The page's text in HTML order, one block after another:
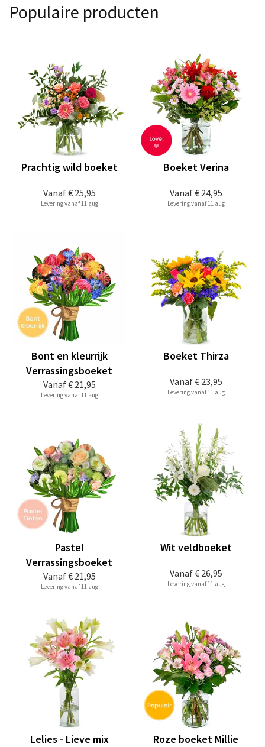
Populaire producten
Vanaf€ 25,95
Prachtig wild boeket
Levering vanaf 11 aug
Vanaf€ 24,95
Boeket Verina
Levering vanaf 11 aug
Vanaf€ 21,95
Bont en kleurrijk
Verrassingsboeket
Levering vanaf 11 aug
Vanaf€ 23,95
Boeket Thirza
Levering vanaf 11 aug
Vanaf€ 21,95
Pastel
Verrassingsboeket
Levering vanaf 11 aug
Vanaf€ 26,95
Wit veldboeket
Levering vanaf 11 aug
Lelies - Lieve mix Roze boeket Millie